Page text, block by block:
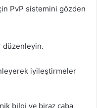
PvP sistemini gözden
düzenleyin.
iyileştirmeler
bilgi ve biraz çaba